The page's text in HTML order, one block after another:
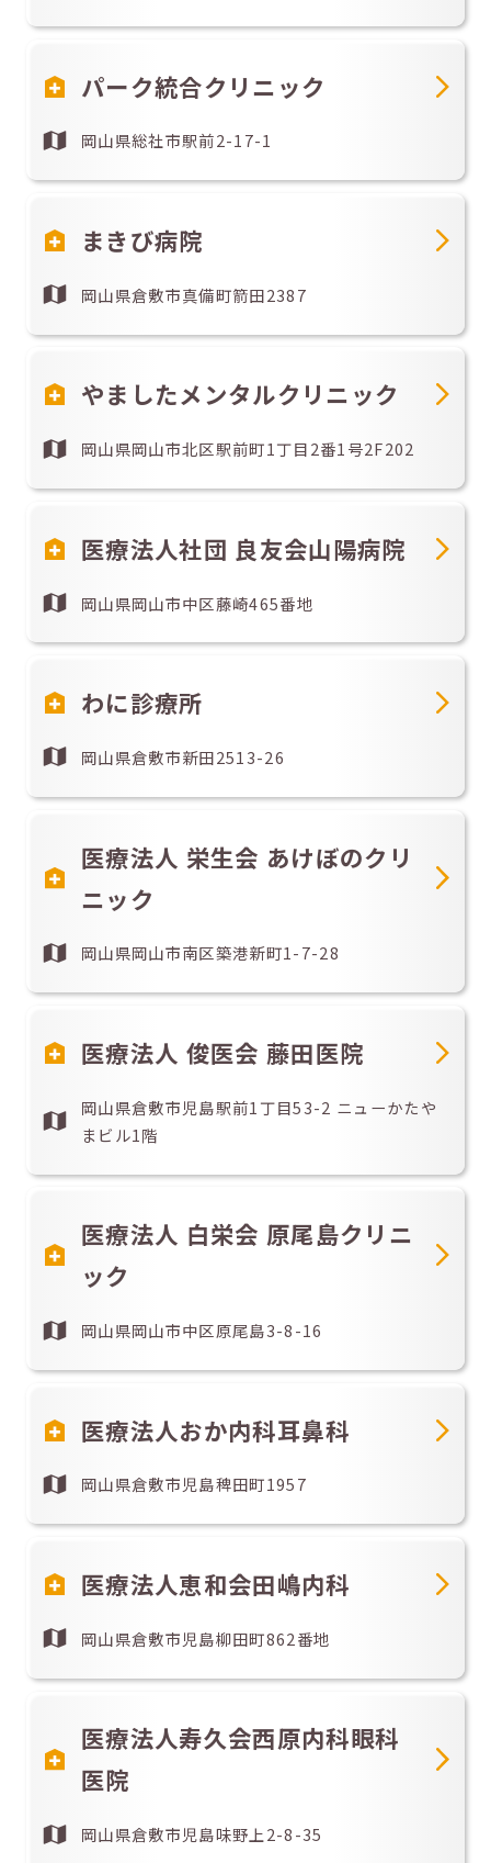
パーク統合クリニック
岡山県総社市駅前2-17-1
まきび病院
岡山県倉敷市真備町箭田2387
やましたメンタルクリニック
岡山県岡山市北区駅前町1丁目2番1号2F202
医療法人社団 良友会山陽病院
岡山県岡山市中区藤崎465番地
わに診療所
岡山県倉敷市新田2513-26
医療法人 栄生会 あけぼのクリ
ニック
岡山県岡山市南区築港新町1-7-28
医療法人 俊医会 藤田医院
岡山県倉敷市児島駅前1丁目53-2 ニューかたや
まビル1階
医療法人 白栄会 原尾島クリニ
ック
岡山県岡山市中区原尾島3-8-16
医療法人おか内科耳鼻科
岡山県倉敷市児島稗田町1957
医療法人恵和会田嶋内科
岡山県倉敷市児島柳田町862番地
医療法人寿久会西原内科眼科
医院
岡山県倉敷市児島味野上2-8-35